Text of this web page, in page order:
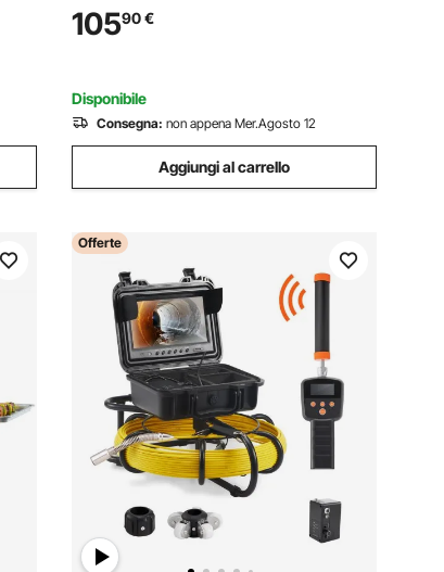
HD da 5'', Zoom 8x, Batteria da 5000
mAh, Cavo Impermeabile IP67 da 1,5 m,
10590€
Disponibile
Consegna: non appena Mer.Agosto 12
Aggiungi al carrello
Offerte